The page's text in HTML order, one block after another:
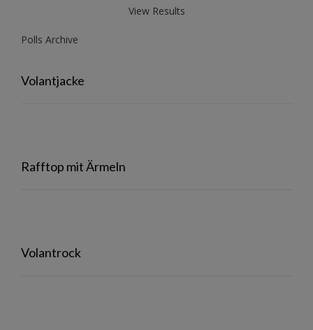
View Results
Polls Archive
Volantjacke
Rafftop mit Ärmeln
Volantrock